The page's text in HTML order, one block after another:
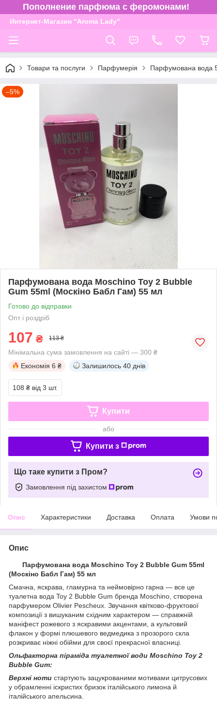
Пополнение парфюма с феромонами!
Интернет-Магазин "Aroma Lady"
Товари та послуги Парфумерія Парфумована вода
–5%
Парфумована вода Moschino Toy 2 Bubble
Gum 55ml (Москіно Бабл Гам) 55 мл
Готово до відправки
Опт і роздріб
107 ₴ 113 ₴
Мінімальна сума замовлення на сайті — 300 ₴
Економія 6 ₴ Залишилось 40 днів
108 ₴ від 3 шт.
Купити
або
Купити з
Що таке купити з Пром?
Замовлення під захистом
Опис Характеристики Доставка Оплата Умови
Опис
Парфумована вода Moschino Toy 2 Bubble Gum 55ml
(Москіно Бабл Гам) 55 мл
Смачна, яскрава, гламурна та неймовірно гарна — все це
туалетна вода Toy 2 Bubble Gum бренда Moschino, створена
парфумером Olivier Pescheux. Звучання квітково-фруктової
композиції з вишуканим східним характером — справжній
маніфест рожевого з яскравими акцентами, а культовий
флакон у формі плюшевого ведмедика з прозорого скла
розкриває ніжні обійми для своєї прекрасної власниці.
Ольфакторна піраміда туалетної води Moschino Toy 2
Bubble Gum:
Верхні ноти стартують зацукрованими мотивами цитрусових
у обрамленні іскристих бризок італійського лимона й
італійського апельсина.